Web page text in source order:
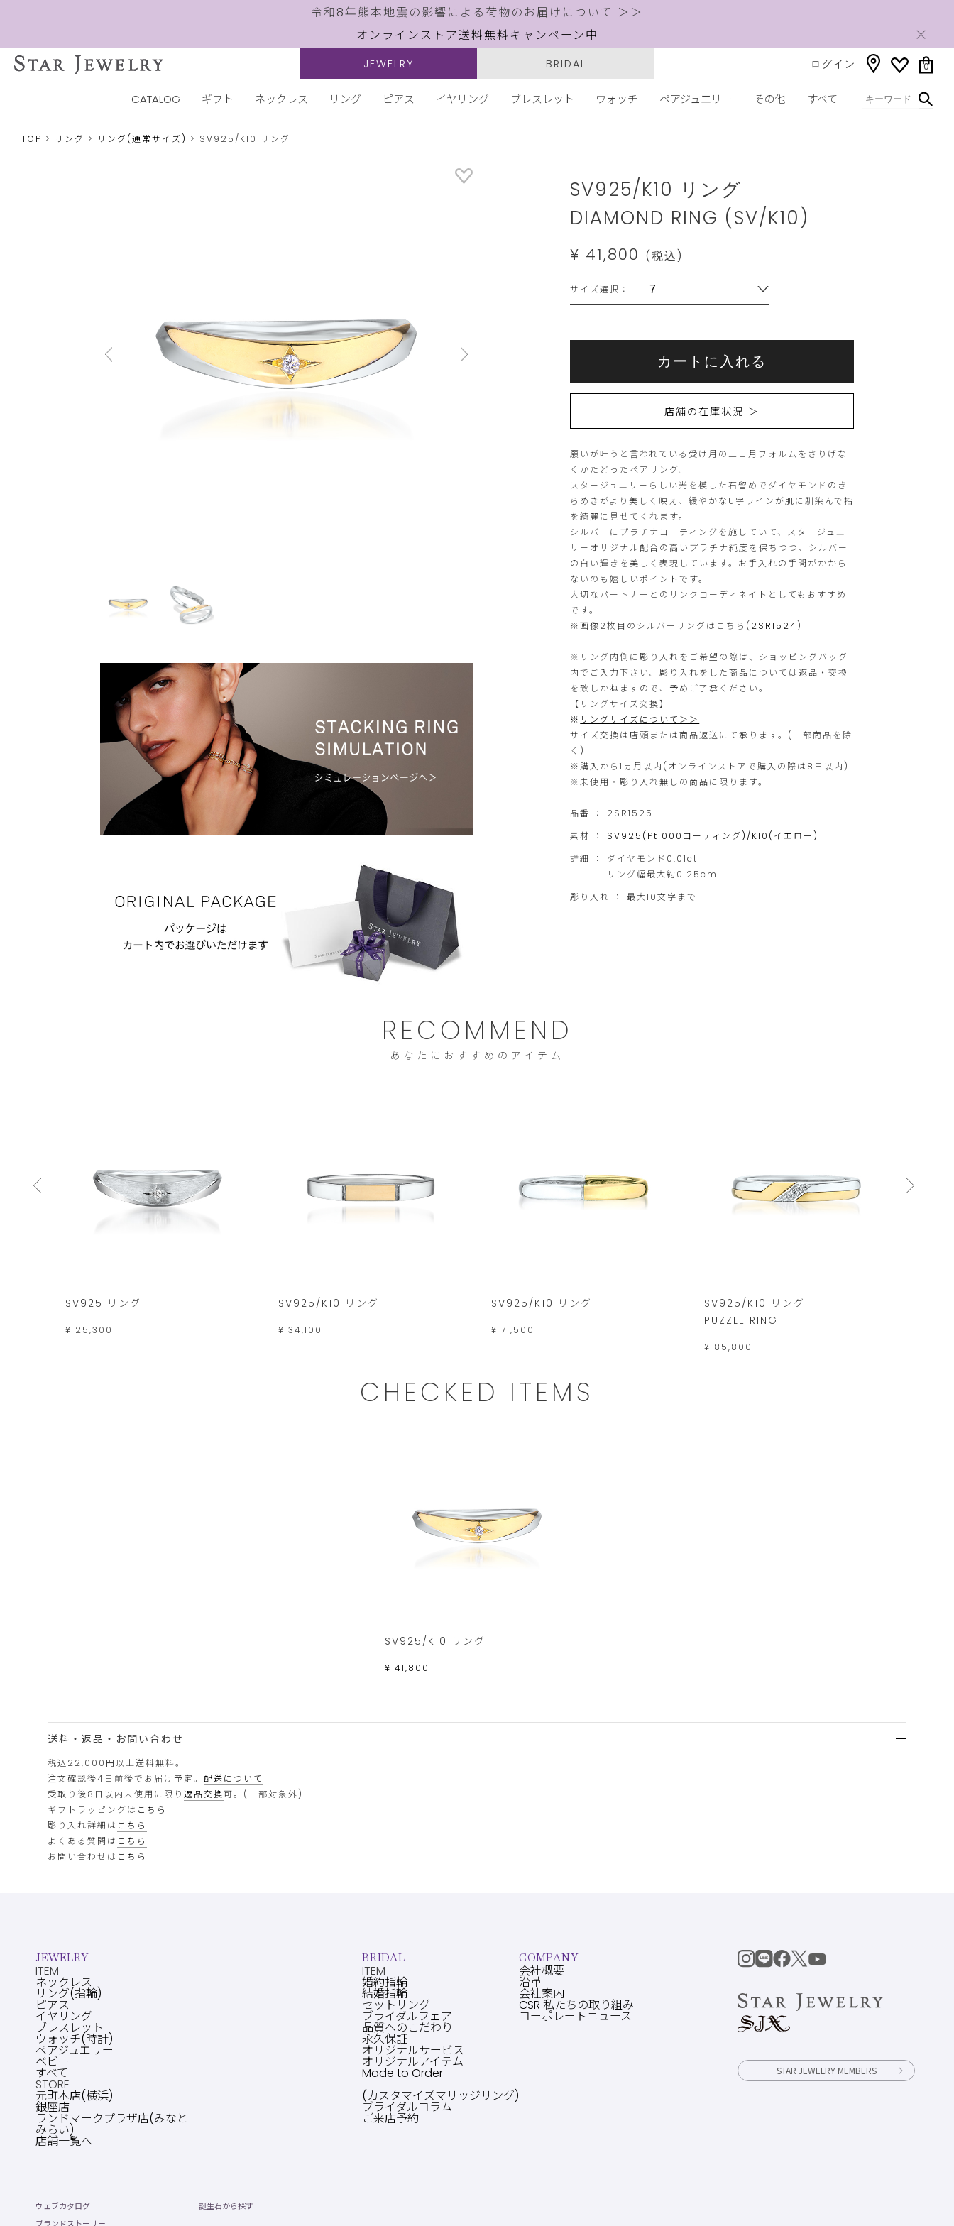
令和8年熊本地震の影響による荷物のお届けについて ＞＞
オンラインストア送料無料キャンペーン中
JEWELRY BRIDAL ログイン 0
CATALOG ギフト ネックレス リング ピアス イヤリング ブレスレット ウォッチ ペアジュエリー その他 すべて
TOP リング リング(通常サイズ) SV925/K10 リング
jewelry.com/2SR1525.html
SV925/K10 リング
DIAMOND RING (SV/K10)
¥ 41,800 (税込)
サイズ選択：
サ
イ
選
く
だ
Add
Product
こ
ち
ら
の
品
は
15
ま
で
注
に
限
せ
い
き
す。
こ
の
商
品
現
在、
ご
入
い
け
せ
ん。
カートに入れる
店舗の在庫状況 ＞
願いが叶うと言われている受け月の三日月フォルムをさりげな
くかたどったペアリング。
スタージュエリーらしい光を模した石留めでダイヤモンドのき
らめきがより美しく映え、緩やかなU字ラインが肌に馴染んで指
を綺麗に見せてくれます。
シルバーにプラチナコーティングを施していて、スタージュエ
リーオリジナル配合の高いプラチナ純度を保ちつつ、シルバー
の白い輝きを美しく表現しています。お手入れの手間がかから
ないのも嬉しいポイントです。
大切なパートナーとのリンクコーディネイトとしてもおすすめ
です。
※画像2枚目のシルバーリングはこちら( 2SR1524)
※リング内側に彫り入れをご希望の際は、ショッピングバッグ
内でご入力下さい。彫り入れをした商品については返品・交換
を致しかねますので、予めご了承ください。
【リングサイズ交換】
※ リングサイズについて＞＞
サイズ交換は店頭または商品返送にて承ります。(一部商品を除
く)
※購入から1ヵ月以内(オンラインストアで購入の際は8日以内)
※未使用・彫り入れ無しの商品に限ります。
品番 ：
2SR1525
素材 ：
SV925(Pt1000コーティング)/K10(イエロー)
詳細 ：
ダイヤモンド0.01ct
リング幅最大約0.25cm
彫り入れ ： 最大10文字まで
RECOMMEND
あなたにおすすめのアイテム
SV925 リング
¥ 25,300
SV925/K10 リング
¥ 34,100
SV925/K10 リング
¥ 71,500
SV925/K10 リング
PUZZLE RING
¥ 85,800
CHECKED ITEMS
SV925/K10 リング
¥ 41,800
送料・返品・お問い合わせ
税込22,000円以上送料無料。
注文確認後4日前後でお届け予定。配送について
受取り後8日以内未使用に限り返品交換可。(一部対象外)
ギフトラッピングは こちら
彫り入れ詳細は こちら
よくある質問は こちら
お問い合わせは こちら
JEWELRY
ITEM
ネックレス
リング(指輪)
ピアス
イヤリング
ブレスレット
ウォッチ(時計)
ペアジュエリー
ベビー
すべて
STORE
元町本店(横浜)
銀座店
ランドマークプラザ店(みなと
みらい)
店舗一覧へ
ウェブカタログ
ブランドストーリー
誕生石から探す
BRIDAL
ITEM
婚約指輪
結婚指輪
セットリング
ブライダルフェア
品質へのこだわり
永久保証
オリジナルサービス
オリジナルアイテム
Made to Order
(カスタマイズマリッジリング)
ブライダルコラム
ご来店予約
COMPANY
会社概要
沿革
会社案内
CSR 私たちの取り組み
コーポレートニュース
STAR JEWELRY MEMBERS